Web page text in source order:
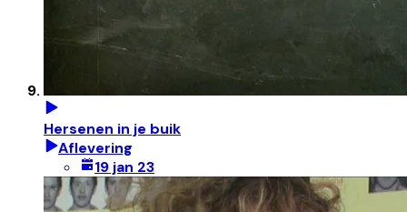
Hersenen in je buik
Aflevering
19 jan 23